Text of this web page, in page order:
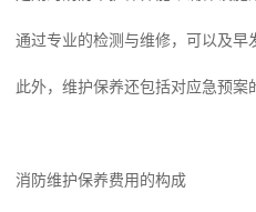
通过专业的检测与维修，可以及早
此外，维护保养还包括对应急预案
消防维护保养费用的构成